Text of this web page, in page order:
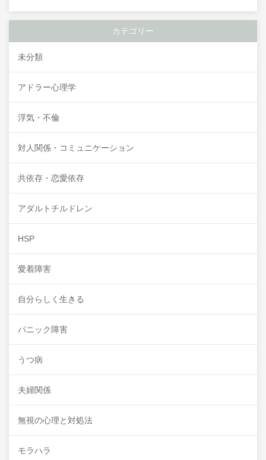
カテゴリー
未分類
アドラー心理学
浮気・不倫
対人関係・コミュニケーション
共依存・恋愛依存
アダルトチルドレン
HSP
愛着障害
自分らしく生きる
パニック障害
うつ病
夫婦関係
無視の心理と対処法
モラハラ